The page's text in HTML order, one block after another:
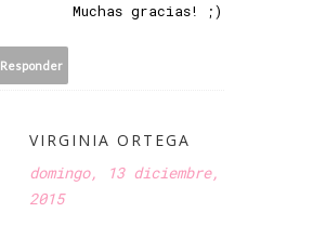
Muchas gracias! ;)
Responder
VIRGINIA ORTEGA
domingo, 13 diciembre,
2015